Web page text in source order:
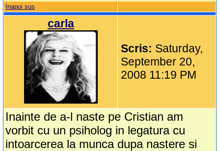
Inapoi sus
carla
Scris: Saturday,
September 20,
2008 11:19 PM
Inainte de a-l naste pe Cristian am
vorbit cu un psiholog in legatura cu
intoarcerea la munca dupa nastere si